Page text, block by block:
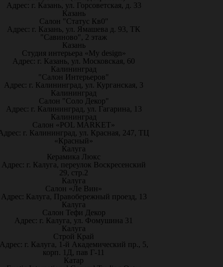
Адрес: г. Казань, ул. Горсоветская, д. 33
Казань
Салон "Статус Кв0"
Адрес: г. Казань, ул. Ямашева д. 93, ТК
"Савиново", 2 этаж
Казань
Студия интерьера «My design»
Адрес: г. Казань, ул. Московская, 60
Калининград
"Салон Интерьеров"
Адрес: г. Калининград, ул. Курганская, 3
Калининград
Салон "Соло Декор"
Адрес: г. Калининград, ул. Гагарина, 13
Калининград
Салон «POL MARKET»
г. Калининград, ул. Красная, 247, ТЦ
«Красный»
Калуга
Керамика Люкс
Адрес: г. Калуга, переулок Воскресенский
29, стр.2
Калуга
Салон «Ле Вин»
Адрес: Калуга, Правобережный проезд, 13
Калуга
Салон Тефи Декор
Адрес: г. Калуга, ул. Фомушина 31
Калуга
Строй Край
г. Калуга, 1-й Академический пр., 5,
корп. 1Д, пав Г-11
Катар